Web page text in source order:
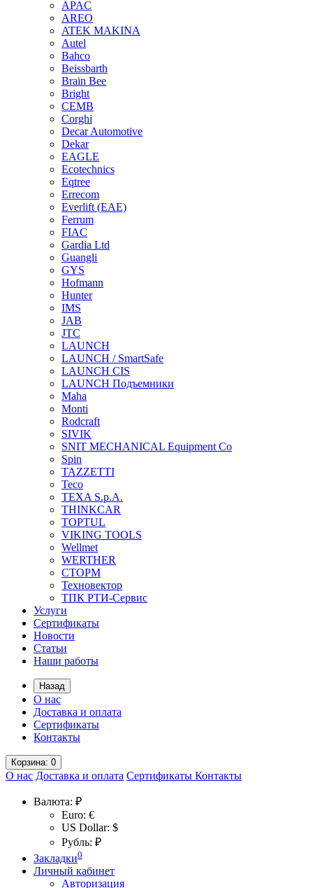
APAC
AREO
ATEK MAKINA
Autel
Bahco
Beissbarth
Brain Bee
Bright
CEMB
Corghi
Decar Automotive
Dekar
EAGLE
Ecotechnics
Eqtree
Errecom
Everlift (EAE)
Ferrum
FIAC
Gardia Ltd
Guangli
GYS
Hofmann
Hunter
IMS
JAB
JTC
LAUNCH
LAUNCH / SmartSafe
LAUNCH CIS
LAUNCH Подъемники
Maha
Monti
Rodcraft
SIVIK
SNIT MECHANICAL Equipment Co
Spin
TAZZETTI
Teco
TEXA S.p.A.
THINKCAR
TOPTUL
VIKING TOOLS
Wellmet
WERTHER
СТОРМ
Техновектор
ТПК РТИ-Сервис
Услуги
Сертификаты
Новости
Статьи
Наши работы
Назад
О нас
Доставка и оплата
Сертификаты
Контакты
Корзина: 0
О нас Доставка и оплата Сертификаты Контакты
Валюта: ₽
Euro: €
US Dollar: $
Рубль: ₽
Закладки0
Личный кабинет
Авторизация